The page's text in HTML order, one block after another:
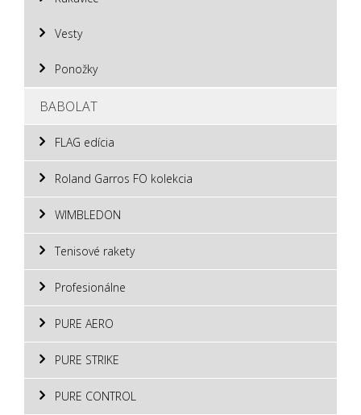
Vesty
Ponožky
BABOLAT
FLAG edícia
Roland Garros FO kolekcia
WIMBLEDON
Tenisové rakety
Profesionálne
PURE AERO
PURE STRIKE
PURE CONTROL